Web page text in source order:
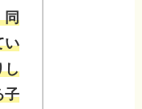
同
い
し
子